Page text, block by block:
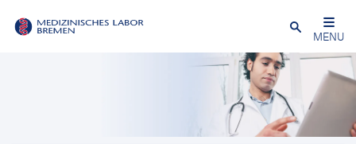
Schließen
MENU